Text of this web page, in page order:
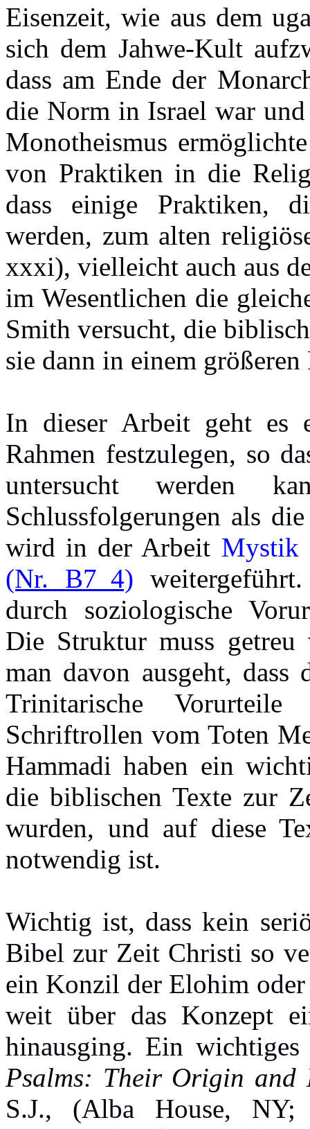
Eisenzeit, wie aus dem
sich dem Jahwe-Kult
dass am Ende der
die Norm in Israel war
Monotheismus
von Praktiken in die
dass einige Praktiken,
werden, zum alten
xxxi), vielleicht auch aus
im Wesentlichen die
Smith versucht, die
sie dann in einem
In dieser Arbeit geht es
Rahmen festzulegen, so
untersucht werden
Schlussfolgerungen als
wird in der Arbeit Mystik
(Nr. B7_4)
durch soziologische
Die Struktur muss getreu
man davon ausgeht,
Trinitarische
Schriftrollen vom Toten
Hammadi haben ein
die biblischen Texte zur
wurden, und auf diese
notwendig ist.
Wichtig ist, dass kein
Bibel zur Zeit Christi so
ein Konzil der Elohim
weit über das Konzept
hinausging. Ein
Psalms: Their Origin and
S.J., (Alba House, NY;